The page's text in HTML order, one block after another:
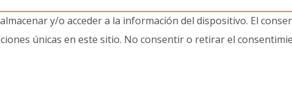
y/o acceder a la información del dispositivo. El
únicas en este sitio. No consentir o retirar el